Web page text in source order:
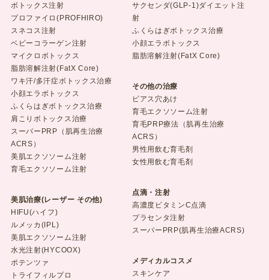
ボトックス注射
プロファイロ(PROFHIRO)
スネコス注射
ベビーコラーゲン注射
マイクロボトックス
脂肪溶解注射(FatX Core)
ワキ汗/多汗症ボトックス治療
小顔エラボトックス
ふくらはぎボトックス治療
肩こりボトックス治療
スーパーPRP（肌再生治療
ACRS）
美肌エクソソーム注射
育毛エクソソーム注射
美肌治療(レーザー その他)
HIFU(ハイフ)
ルメッカ(IPL)
美肌エクソソーム注射
水光注射(HYCOOX)
ポテンツァ
トライフィルプロ
サクセンダ(GLP-1)ダイエット注
射
ふくらはぎボトックス治療
小顔エラボトックス
脂肪溶解注射(FatX Core)
その他の治療
ピアス穴あけ
育毛エクソソーム注射
育毛PRP療法（肌再生治療
ACRS）
男性用飲む育毛剤
女性用飲む育毛剤
点滴・注射
高濃度ビタミンC点滴
プラセンタ注射
スーパーPRP(肌再生治療ACRS)
メディカルコスメ
スキンケア